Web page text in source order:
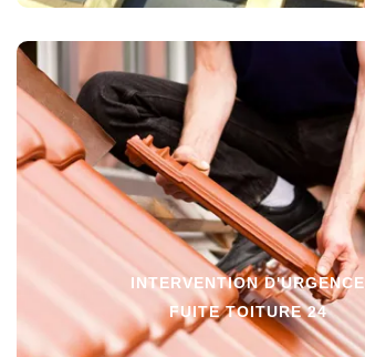
INTERVENTION D'URGENCE
FUITE TOITURE 24